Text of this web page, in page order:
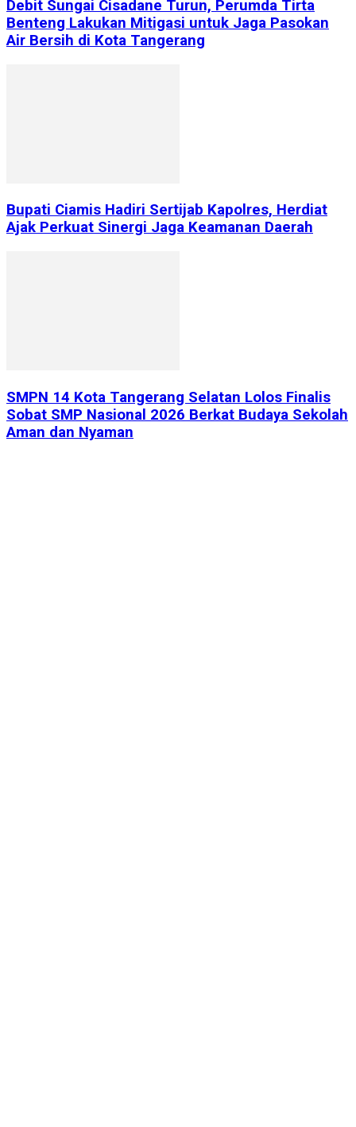
Debit Sungai Cisadane Turun, Perumda Tirta
Benteng Lakukan Mitigasi untuk Jaga Pasokan
Air Bersih di Kota Tangerang
Bupati Ciamis Hadiri Sertijab Kapolres, Herdiat
Ajak Perkuat Sinergi Jaga Keamanan Daerah
SMPN 14 Kota Tangerang Selatan Lolos Finalis
Sobat SMP Nasional 2026 Berkat Budaya Sekolah
Aman dan Nyaman